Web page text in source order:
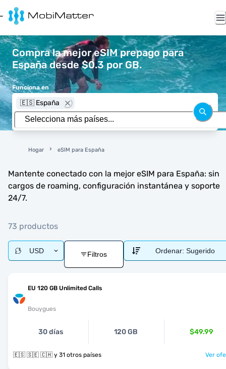
Compra la mejor eSIM prepago para
España desde $0.3 por GB.
Funciona en
🇪🇸 España
Hogar eSIM para España
Mantente conectado con la mejor eSIM para España: sin
cargos de roaming, configuración instantánea y soporte
24/7.
73 productos
USD Filtros Ordenar: Sugerido
EU 120 GB Unlimited Calls
Bouygues
30 días 120 GB $49.99
🇪🇸 🇸🇪 🇨🇭 y 31 otros países Ver